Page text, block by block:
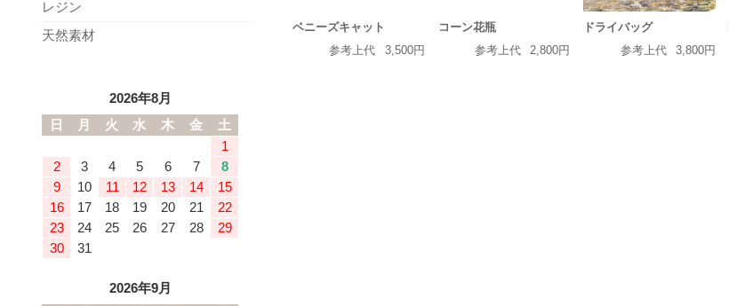
ベニーズキャット
参考上代
3,500円
コーン花瓶
参考上代
2,800円
ドライバッグ
参考上代
3,800円
レジン
天然素材
2026年8月
日
月 火 水 木 金
土
1
2
3 4 5 6 7
8
9
10 11 12 13 14
15
16
17 18 19 20 21
22
23
24 25 26 27 28
29
30
31
2026年9月